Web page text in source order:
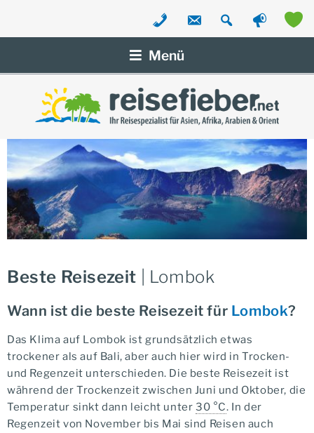
Zum
Menü
Beste Reisezeit | Lombok
Wann ist die beste Reisezeit für Lombok?
Das Klima auf Lombok ist grundsätzlich etwas
trockener als auf Bali, aber auch hier wird in Trocken-
und Regenzeit unterschieden. Die beste Reisezeit ist
während der Trockenzeit zwischen Juni und Oktober, die
Temperatur sinkt dann leicht unter30 °C. In der
Regenzeit von November bis Mai sind Reisen auch